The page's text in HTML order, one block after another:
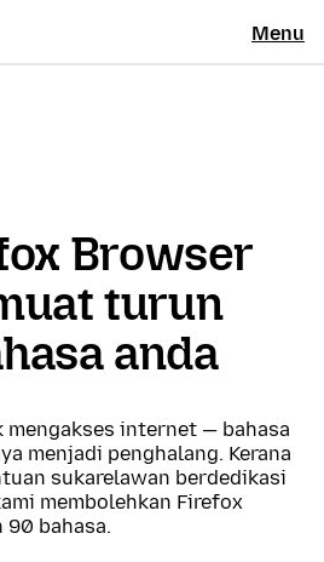
Menu
Browser
turun
anda
mengakses internet — bahasa
menjadi penghalang. Kerana
sukarelawan berdedikasi
membolehkan Firefox
bahasa.